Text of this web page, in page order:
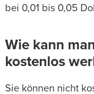
bei 0,01 bis 0,05
Wie kann
kostenlos
Sie können nicht